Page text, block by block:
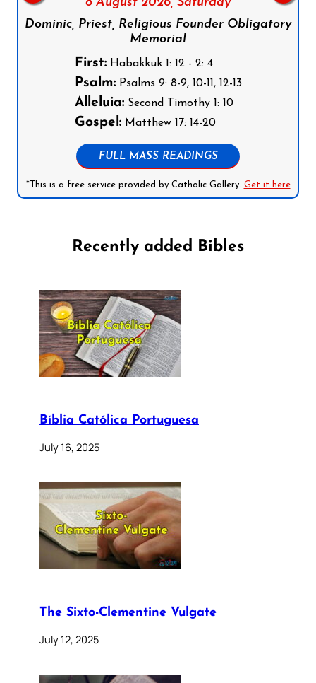
Dominic, Priest, Religious Founder Obligatory
Memorial
First:Habakkuk 1: 12 - 2: 4
Psalm:Psalms 9: 8-9, 10-11, 12-13
Alleluia:Second Timothy 1: 10
Gospel:Matthew 17: 14-20
FULL MASS READINGS
*This is a free service provided by Catholic Gallery. Get it here
Recently added Bibles
Bíblia Católica Portuguesa
July 16, 2025
The Sixto-Clementine Vulgate
July 12, 2025